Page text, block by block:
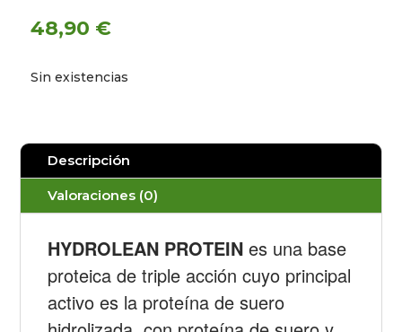
48,90 €
Sin existencias
Descripción
Valoraciones (0)
HYDROLEAN PROTEIN es una base
proteica de triple acción cuyo principal
activo es la proteína de suero